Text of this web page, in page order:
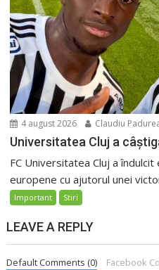
4 august 2026 Claudiu
Universitatea Cluj a
FC Universitatea Cluj a
europene cu ajutorul unei
Important Stiri
LEAVE A REPLY
Default Comments (0) Facebook